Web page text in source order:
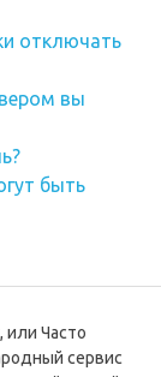
отключать
вы
быть
или Часто
сервис